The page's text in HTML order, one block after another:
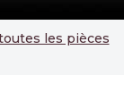
les pièces